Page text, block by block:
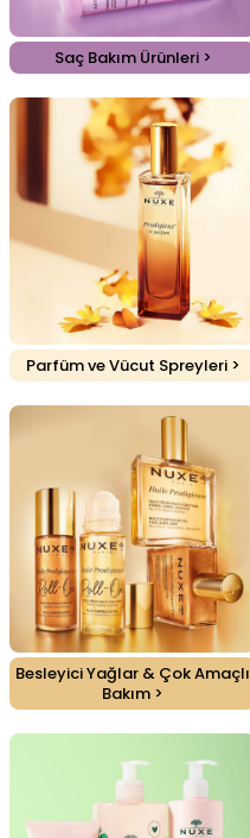
Saç Bakım Ürünleri >
Parfüm ve Vücut Spreyleri >
Besleyici Yağlar & Çok Amaçlı
Bakım >